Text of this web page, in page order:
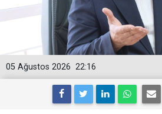
22:16
05 Ağustos 2026